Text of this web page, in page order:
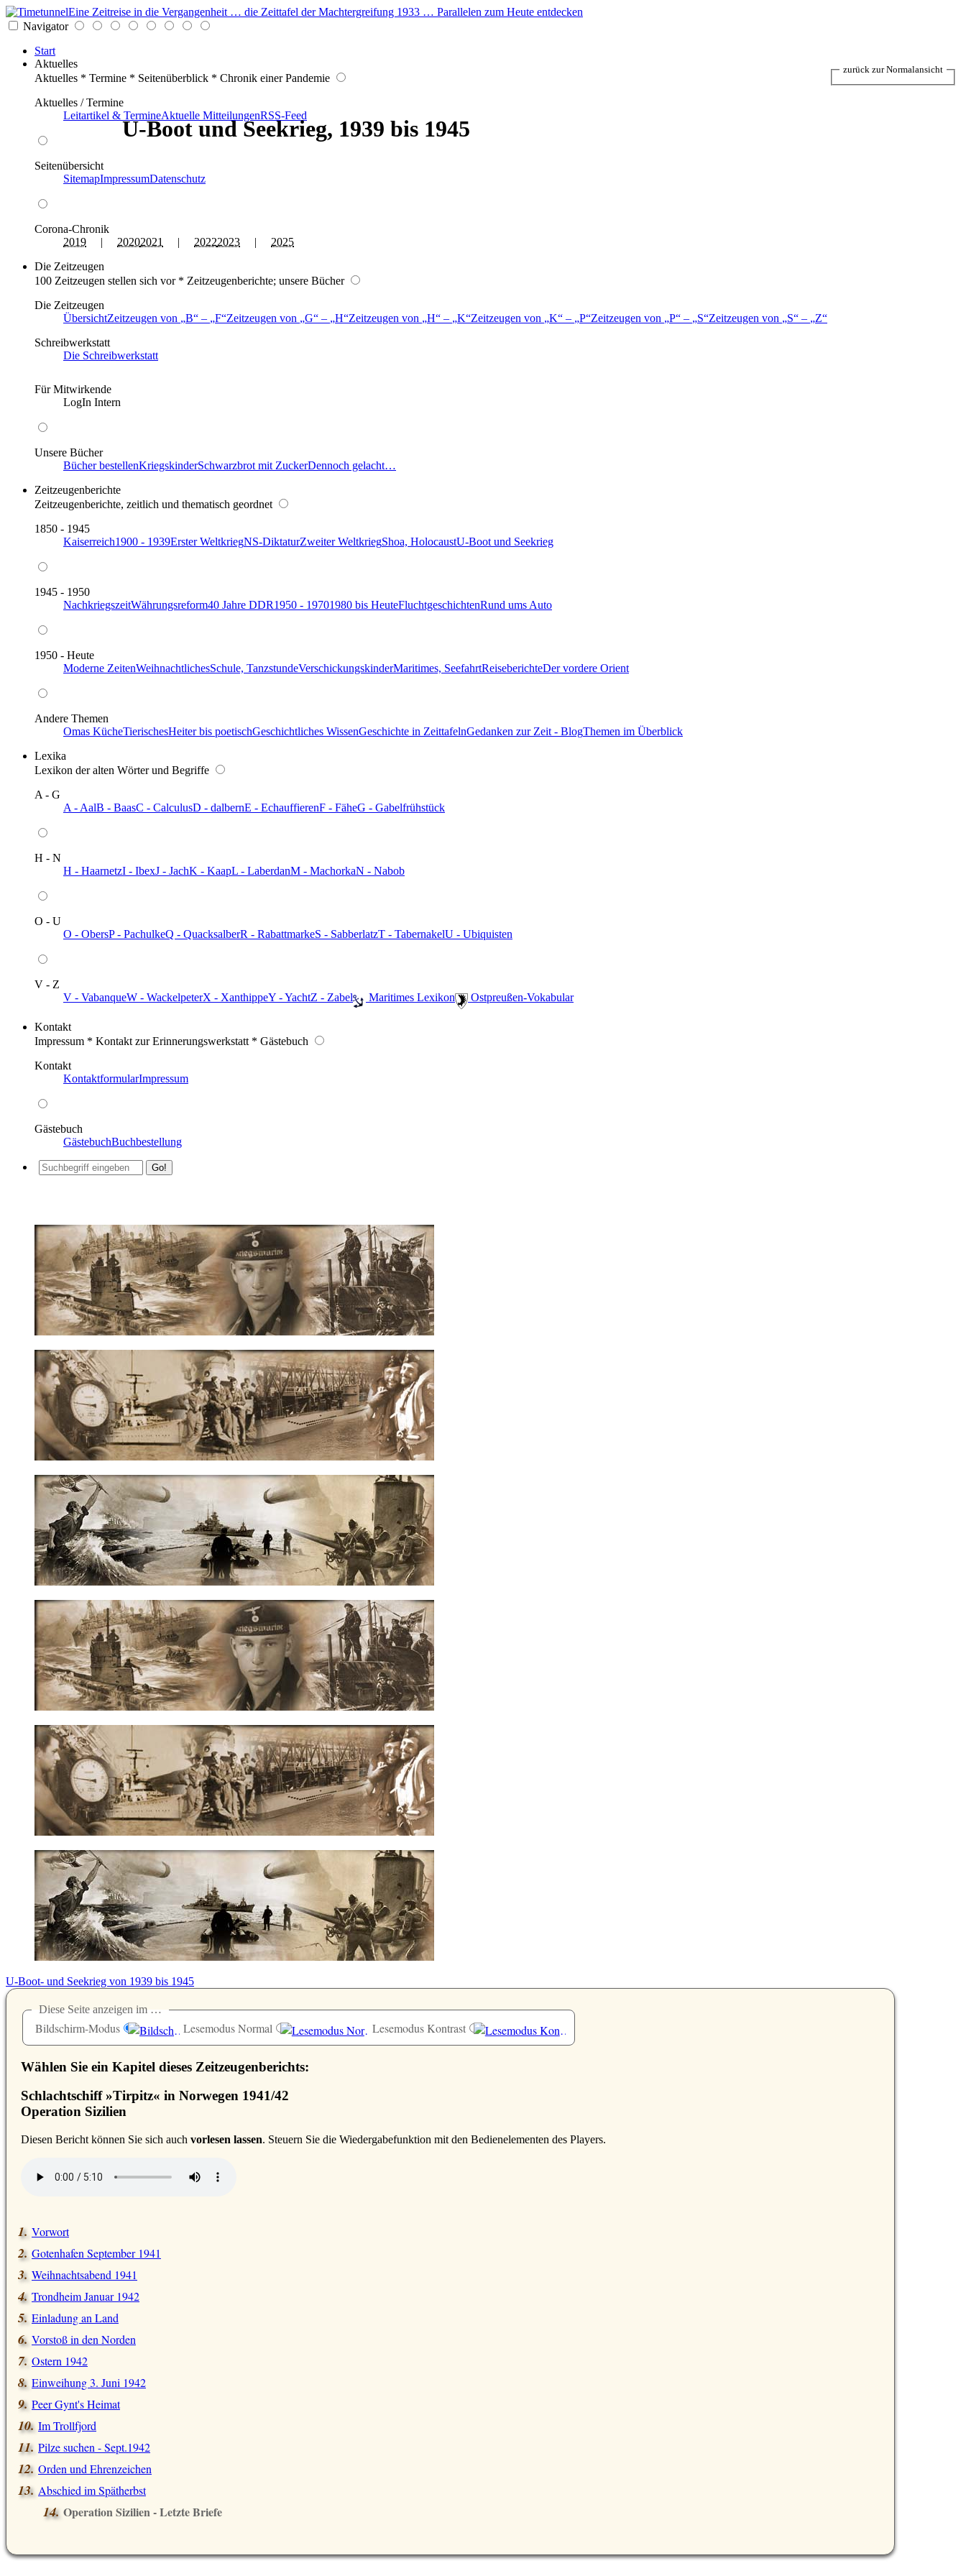
Eine Zeitreise in die Vergangenheit … die Zeittafel der Machtergreifung 1933 … Parallelen zum Heute entdecken
Navigator
Start
Aktuelles
Aktuelles * Termine * Seitenüberblick * Chronik einer Pandemie
Aktuelles / Termine
Leitartikel & TermineAktuelle MitteilungenRSS-Feed
Seitenübersicht
SitemapImpressumDatenschutz
Corona-Chronik
2019 | 20202021 | 20222023 | 2025
Die Zeitzeugen
100 Zeitzeugen stellen sich vor * Zeitzeugenberichte; unsere Bücher
Die Zeitzeugen
ÜbersichtZeitzeugen von B – F Zeitzeugen von G – H Zeitzeugen von H – K Zeitzeugen von K – P Zeitzeugen von P – S Zeitzeugen von S –
Z
Schreibwerkstatt
Die Schreibwerkstatt
Für Mitwirkende
LogIn Intern
Unsere Bücher
Bücher bestellenKriegskinderSchwarzbrot mit ZuckerDennoch gelacht…
Zeitzeugenberichte
Zeitzeugenberichte, zeitlich und thematisch geordnet
1850 - 1945
Kaiserreich1900 - 1939Erster WeltkriegNS-DiktaturZweiter WeltkriegShoa, HolocaustU-Boot und Seekrieg
1945 - 1950
NachkriegszeitWährungsreform40 Jahre DDR1950 - 19701980 bis HeuteFluchtgeschichtenRund ums Auto
1950 - Heute
Moderne ZeitenWeihnachtlichesSchule, TanzstundeVerschickungskinderMaritimes, SeefahrtReiseberichteDer vordere Orient
Andere Themen
Omas KücheTierischesHeiter bis poetischGeschichtliches WissenGeschichte in ZeittafelnGedanken zur Zeit - BlogThemen im Überblick
Lexika
Lexikon der alten Wörter und Begriffe
A - G
A - AalB - BaasC - CalculusD - dalbernE - EchauffierenF - FäheG - Gabelfrühstück
H - N
H - HaarnetzI - IbexJ - JachK - KaapL - LaberdanM - MachorkaN - Nabob
O - U
O - ObersP - PachulkeQ - QuacksalberR - RabattmarkeS - SabberlatzT - TabernakelU - Ubiquisten
V - Z
V - VabanqueW - WackelpeterX - XanthippeY - YachtZ - Zabel ️ Maritimes Lexikon ️ Ostpreußen-Vokabular
Kontakt
Impressum * Kontakt zur Erinnerungswerkstatt * Gästebuch
Kontakt
KontaktformularImpressum
Gästebuch
GästebuchBuchbestellung
U-Boot und Seekrieg, 1939 bis 1945
U-Boot- und Seekrieg von 1939 bis 1945
Diese Seite anzeigen im …
Bildschirm-Modus Lesemodus Normal Lesemodus Kontrast
Wählen Sie ein Kapitel dieses Zeitzeugenberichts:
Schlachtschiff »Tirpitz« in Norwegen 1941/42
Operation Sizilien
Diesen Bericht können Sie sich auch vorlesen lassen. Steuern Sie die Wiedergabefunktion mit den Bedienelementen des Players.
Vorwort
Gotenhafen September 1941
Weihnachtsabend 1941
Trondheim Januar 1942
Einladung an Land
Vorstoß in den Norden
Ostern 1942
Einweihung 3. Juni 1942
Peer Gynt's Heimat
Im Trollfjord
Pilze suchen - Sept.1942
Orden und Ehrenzeichen
Abschied im Spätherbst
Operation Sizilien - Letzte Briefe
zurück zur Normalansicht